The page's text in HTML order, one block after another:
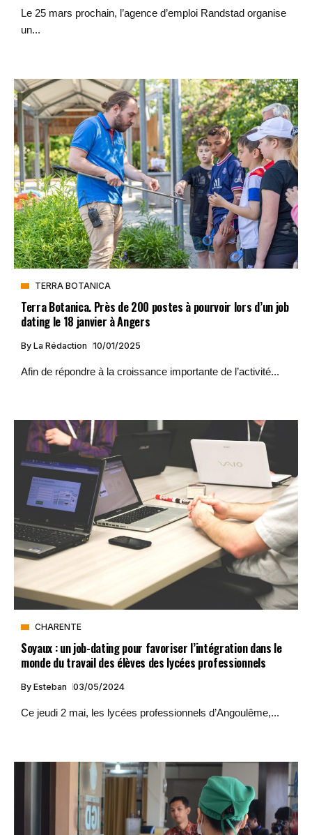
Le 25 mars prochain, l’agence d’emploi Randstad organise
un...
TERRA BOTANICA
Terra Botanica. Près de 200 postes à pourvoir lors d’un job
dating le 18 janvier à Angers
By La Rédaction 10/01/2025
Afin de répondre à la croissance importante de l’activité...
CHARENTE
Soyaux : un job-dating pour favoriser l’intégration dans le
monde du travail des élèves des lycées professionnels
By Esteban 03/05/2024
Ce jeudi 2 mai, les lycées professionnels d’Angoulême,...